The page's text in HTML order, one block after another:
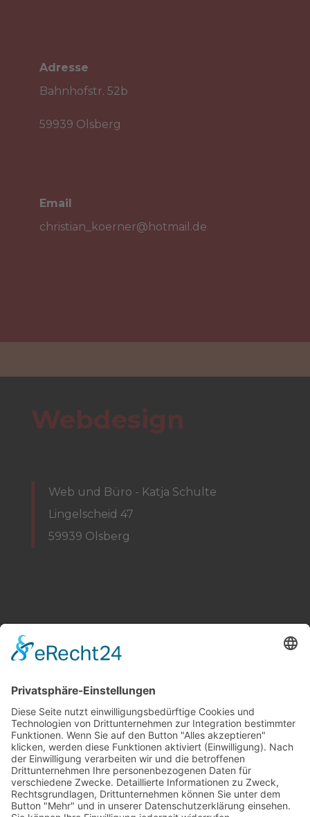
Adresse
Bahnhofstr. 52b
59939 Olsberg
Email
christian_koerner@hotmail.de
Webdesign
Web und Büro - Katja Schulte
Lingelscheid 47
59939 Olsberg
Tel. 0177-7362855
www.web-und-buero.de